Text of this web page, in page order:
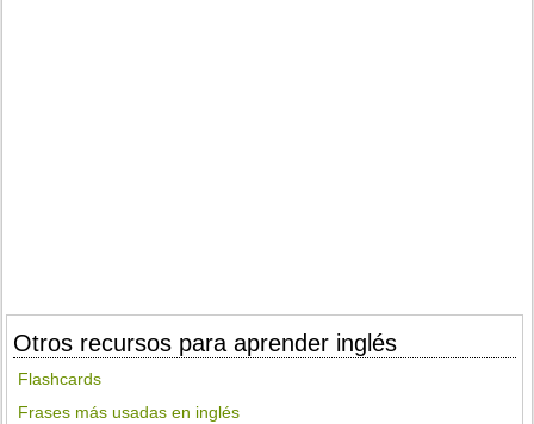
Otros recursos para aprender inglés
Flashcards
Frases más usadas en inglés